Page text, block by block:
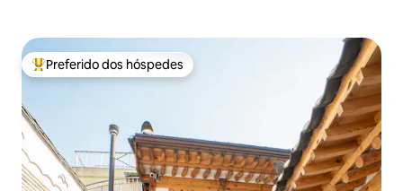
Entre os melhores preferidos dos hóspedes
Preferido dos hóspedes